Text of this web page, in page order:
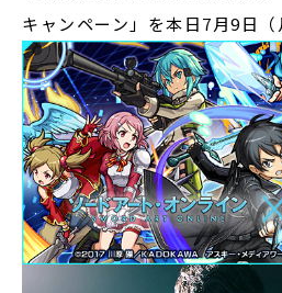
キャンペーン」を本日7月9日（